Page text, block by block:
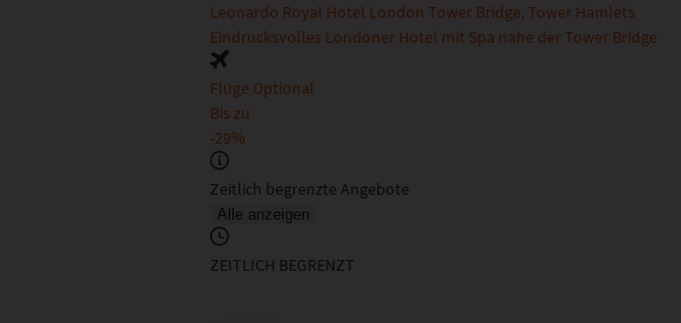
Leonardo Royal Hotel London Tower Bridge, Tower Hamlets
Eindrucksvolles Londoner Hotel mit Spa nahe der Tower Bridge
Flüge Optional
Bis zu
-29%
Zeitlich begrenzte Angebote
Alle anzeigen
ZEITLICH BEGRENZT